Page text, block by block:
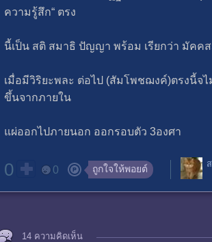
ความรู้สึก“ ตรง
นี้เป็น สติ สมาธิ ปัญญา พร้อม เรียกว่า มัคค
เมื่อมีวิริยะพละ ต่อไป (สัมโพชฌงค์)ตรงนี้จ
ขึ้นจากภายใน
แผ่ออกไปภายนอก ออกรอบตัว 3องศา
0 0 ถูกใจให้พอยต์
14 ความคิดเห็น